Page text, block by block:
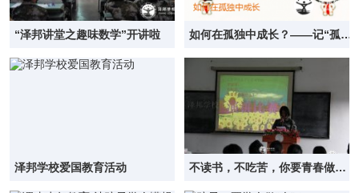
“泽邦讲堂之趣味数学”开讲啦
如何在孤独中成长？——记“孤独
泽邦学校爱国教育活动
不读书，不吃苦，你要青春做什